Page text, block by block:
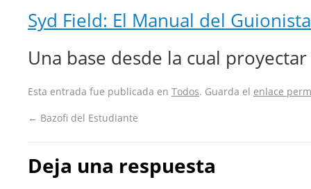
Syd Field: El Manual del Guionista
Una base desde la cual
Esta entrada fue publicada en Todos. Guarda el enlace
← Bazofi del Estudiante
Deja una respuesta